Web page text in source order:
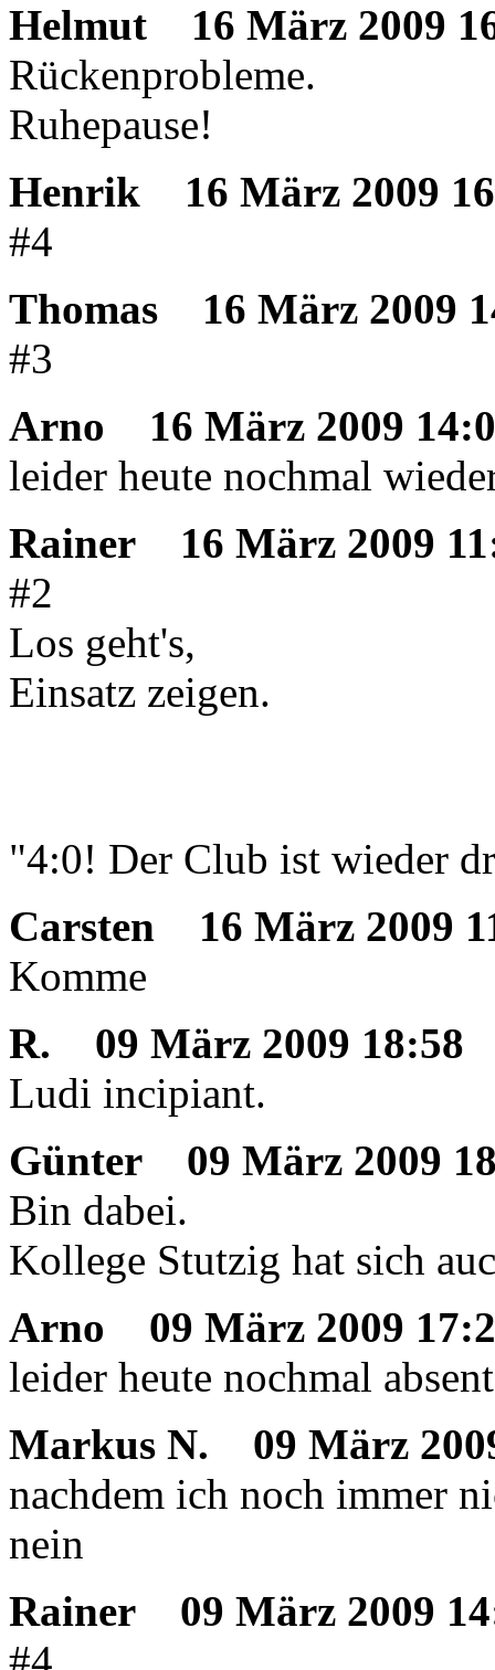
Helmut
16 März 2009
Rückenprobleme.
Ruhepause!
Henrik
16 März 2009
#4
Thomas
16 März 2009
#3
Arno
16 März 2009
leider heute nochmal
Rainer
16 März 2009
#2
Los geht's,
Einsatz zeigen.
"4:0! Der Club ist wieder
Carsten
16 März 2009
Komme
R.
09 März 2009 18:58
Ludi incipiant.
Günter
09 März 2009
Bin dabei.
Kollege Stutzig hat sich
Arno
09 März 2009
leider heute nochmal absent
Markus N.
09 März
nachdem ich noch immer
nein
Rainer
09 März 2009